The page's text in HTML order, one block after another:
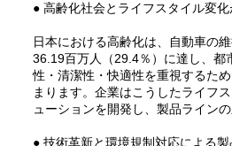
● 高齢化社会とライフスタイル変
日本における高齢化は、自動車の
36.19百万人（29.4％）に達し、都
性・清潔性・快適性を重視するた
まります。企業はこうしたライフ
ューションを開発し、製品ライン
● 技術革新と環境規制対応による